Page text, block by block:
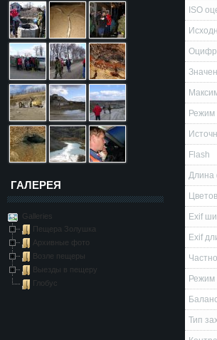
ГАЛЕРЕЯ
Galleries
Пещера Золушка
Архивные фото
Возле пещеры
Выезды в пещеру
Глобус
ISO
Режим
Flash
Длина
Exif
Exif
Режим
Тип